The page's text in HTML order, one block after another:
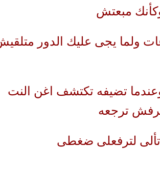
مبعتش
فى طابور العيش 3 ساعات ولما يجى عليك الدور
تضيفه تكتشف اغن النت
ترجعه
لترفعلى ضغطى